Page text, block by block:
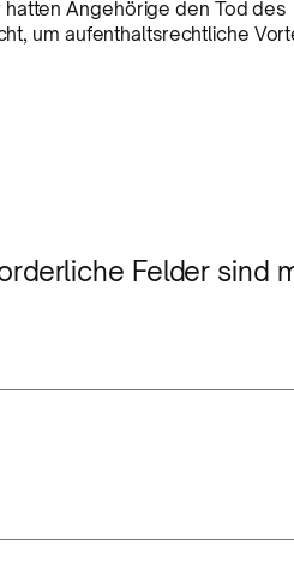
Angehörige den Tod des
um aufenthaltsrechtliche
Felder sind